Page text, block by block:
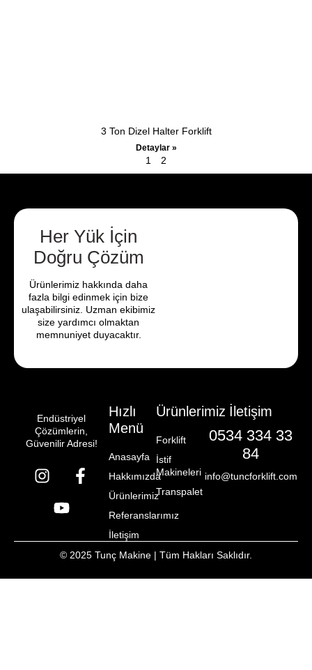
3 Ton Dizel Halter Forklift
Detaylar »
1 2
Her Yük İçin
Doğru Çözüm
Ürünlerimiz hakkında daha
fazla bilgi edinmek için bize
ulaşabilirsiniz. Uzman ekibimiz
size yardımcı olmaktan
memnuniyet duyacaktır.
Endüstriyel
Çözümlerin,
Güvenilir Adresi!
Hızlı
Menü
Anasayfa
Hakkımızda
Ürünlerimiz
Referanslarımız
İletişim
Ürünlerimiz
Forklift
İstif
Makineleri
Transpalet
İletişim
0534 334 33
84
info@tuncforklift.com
© 2025 Tunç Makine | Tüm Hakları Saklıdır.